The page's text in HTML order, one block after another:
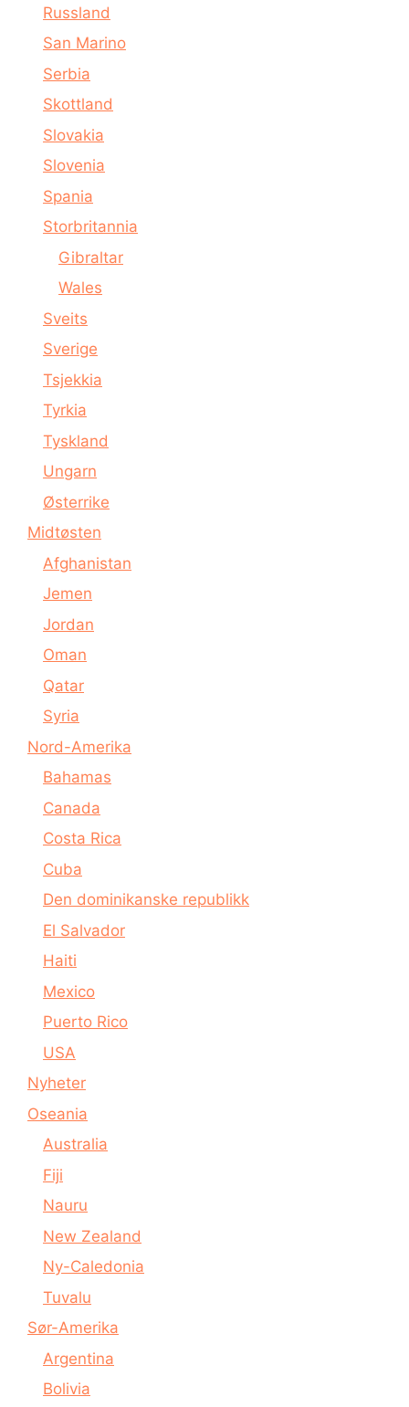
Russland
San Marino
Serbia
Skottland
Slovakia
Slovenia
Spania
Storbritannia
Gibraltar
Wales
Sveits
Sverige
Tsjekkia
Tyrkia
Tyskland
Ungarn
Østerrike
Midtøsten
Afghanistan
Jemen
Jordan
Oman
Qatar
Syria
Nord-Amerika
Bahamas
Canada
Costa Rica
Cuba
Den dominikanske republikk
El Salvador
Haiti
Mexico
Puerto Rico
USA
Nyheter
Oseania
Australia
Fiji
Nauru
New Zealand
Ny-Caledonia
Tuvalu
Sør-Amerika
Argentina
Bolivia